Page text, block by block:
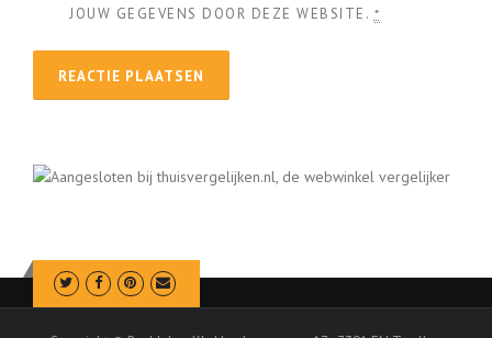
JOUW GEGEVENS DOOR DEZE WEBSITE. *